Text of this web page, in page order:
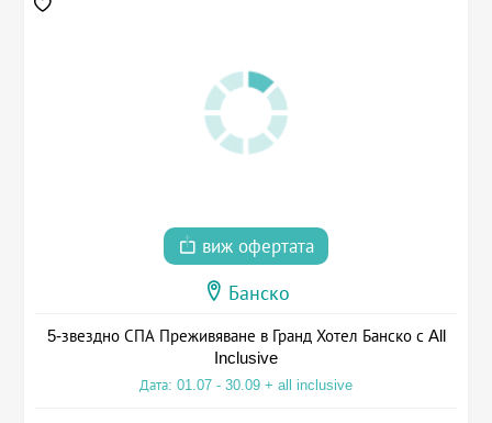
виж офертата
Банско
5-звездно СПА Преживяване в Гранд Хотел Банско с All
Inclusive
Дата: 01.07 - 30.09 + all inclusive